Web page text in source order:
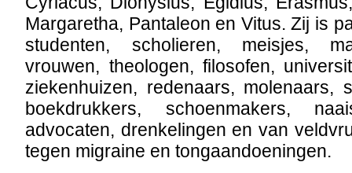
Margaretha, Pantaleon en Vitus. Zij is
studenten, scholieren, meisjes,
vrouwen, theologen, filosofen,
ziekenhuizen, redenaars, molenaars,
boekdrukkers, schoenmakers,
advocaten, drenkelingen en van
tegen migraine en tongaandoeningen.